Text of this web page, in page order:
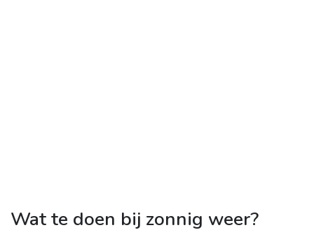
Wat te doen bij zonnig weer?